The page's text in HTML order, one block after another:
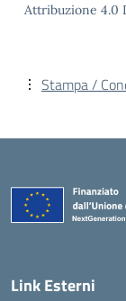
Attribuzione 4.0
Stampa /
Link Esterni